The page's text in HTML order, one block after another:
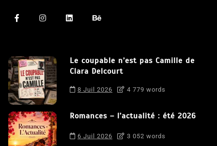
Le coupable n’est pas Camille de
Clara Delcourt
8 Juil 2026 4 779 words
Romances – l’actualité : été 2026
6 Juil 2026 3 052 words